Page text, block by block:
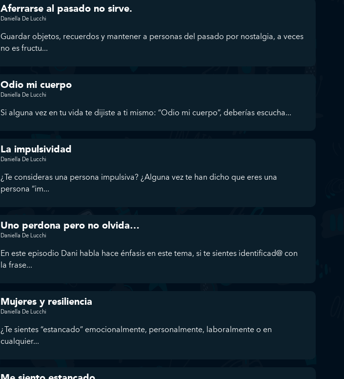
Aferrarse al pasado no sirve.
Daniella De Lucchi
Guardar objetos, recuerdos y mantener a personas del pasado por nostalgia, a veces
no es fructu...
Odio mi cuerpo
Daniella De Lucchi
Si alguna vez en tu vida te dijiste a ti mismo: “Odio mi cuerpo”, deberías escucha...
La impulsividad
Daniella De Lucchi
¿Te consideras una persona impulsiva? ¿Alguna vez te han dicho que eres una
persona “im...
Uno perdona pero no olvida…
Daniella De Lucchi
En este episodio Dani habla hace énfasis en este tema, si te sientes identificad@ con
la frase...
Mujeres y resiliencia
Daniella De Lucchi
¿Te sientes “estancado” emocionalmente, personalmente, laboralmente o en
cualquier...